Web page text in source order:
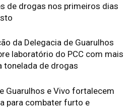
de drogas nos primeiros dias
da Delegacia de Guarulhos
laboratório do PCC com mais
tonelada de drogas
Guarulhos e Vivo fortalecem
para combater furto e